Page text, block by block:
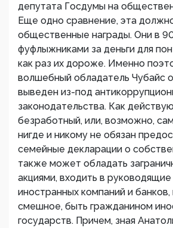
депутата Госдумы на
Еще одно сравнение, эта
общественные награды. Они в
фуфлыжниками за деньги для
как раз их дороже. Именно
волшебный обладатель Чубайс
выведен из-под
законодательства. Как
безработный, или, возможно,
нигде и никому не обязан
семейные декларации о
также может обладать
акциями, входить в
иностранных компаний и банков,
смешное, быть гражданином
государств. Причем, зная